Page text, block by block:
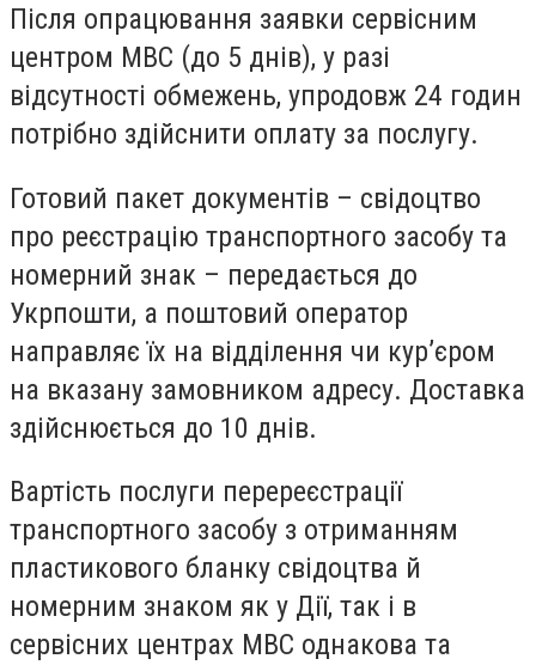
Після опрацювання заявки сервісним
центром МВС (до 5 днів), у разі
відсутності обмежень, упродовж 24 годин
потрібно здійснити оплату за послугу.
Готовий пакет документів – свідоцтво
про реєстрацію транспортного засобу та
номерний знак – передається до
Укрпошти, а поштовий оператор
направляє їх на відділення чи курʼєром
на вказану замовником адресу. Доставка
здійснюється до 10 днів.
Вартість послуги перереєстрації
транспортного засобу з отриманням
пластикового бланку свідоцтва й
номерним знаком як у Дії, так і в
сервісних центрах МВС однакова та